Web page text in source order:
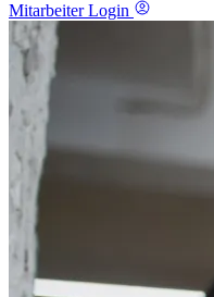
Mitarbeiter Login